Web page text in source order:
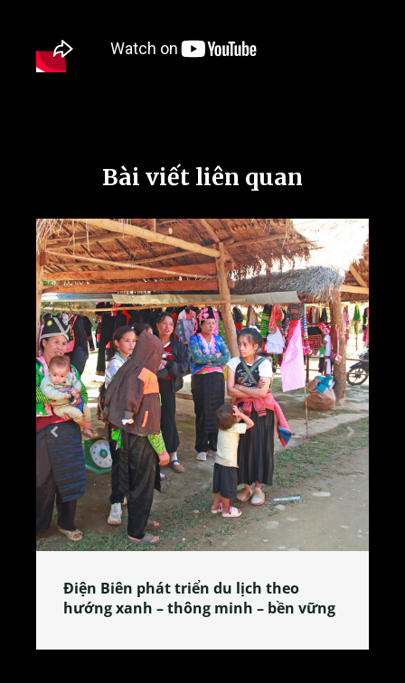
Bài viết liên quan
– bền vững
Làng làm bánh tẻ Phú Nhi –
tỏa đặc sản xứ Đoài